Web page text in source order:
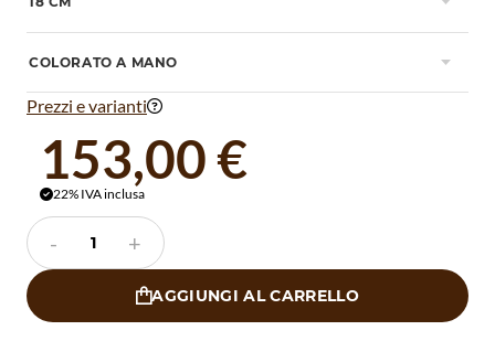

COLORATO A MANO 
Prezzi e varianti
153,00 €
22% IVA inclusa
- +
AGGIUNGI AL CARRELLO